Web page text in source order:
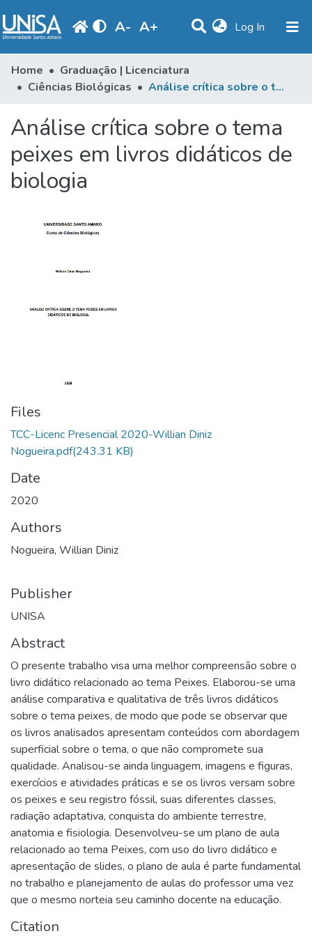
A- A+ Log In (current)
Statistics
Communities & Collections
Browse
Produção Docente
Library
Home
Graduação | Licenciatura
Ciências Biológicas
Análise crítica sobre o tema peixes em livros didáticos de biologia
Análise crítica sobre o tema
peixes em livros didáticos de
biologia
Files
TCC-Licenc Presencial 2020-Willian Diniz
Nogueira.pdf(243.31 KB)
Date
2020
Authors
Nogueira, Willian Diniz
Publisher
UNISA
Abstract
O presente trabalho visa uma melhor compreensão sobre o
livro didático relacionado ao tema Peixes. Elaborou-se uma
análise comparativa e qualitativa de três livros didáticos
sobre o tema peixes, de modo que pode se observar que
os livros analisados apresentam conteúdos com abordagem
superficial sobre o tema, o que não compromete sua
qualidade. Analisou-se ainda linguagem, imagens e figuras,
exercícios e atividades práticas e se os livros versam sobre
os peixes e seu registro fóssil, suas diferentes classes,
radiação adaptativa, conquista do ambiente terrestre,
anatomia e fisiologia. Desenvolveu-se um plano de aula
relacionado ao tema Peixes, com uso do livro didático e
apresentação de slides, o plano de aula é parte fundamental
no trabalho e planejamento de aulas do professor uma vez
que o mesmo norteia seu caminho docente na educação.
Citation